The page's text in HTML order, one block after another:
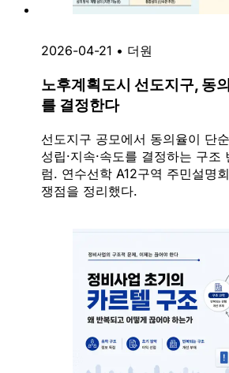
2026-04-21 • 더원
노후계획도시 선도지구, 동
를 결정한다
선도지구 공모에서 동의율이 단
성립·지속·속도를 결정하는 구
럼. 연수선학 A12구역 주민설명
쟁점을 정리했다.